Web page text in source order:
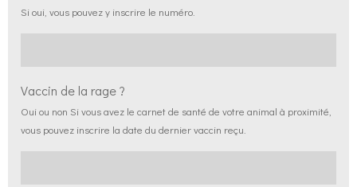
Si oui, vous pouvez y inscrire le numéro.
Vaccin de la rage ?
Oui ou non Si vous avez le carnet de santé de votre animal à proximité,
vous pouvez inscrire la date du dernier vaccin reçu.